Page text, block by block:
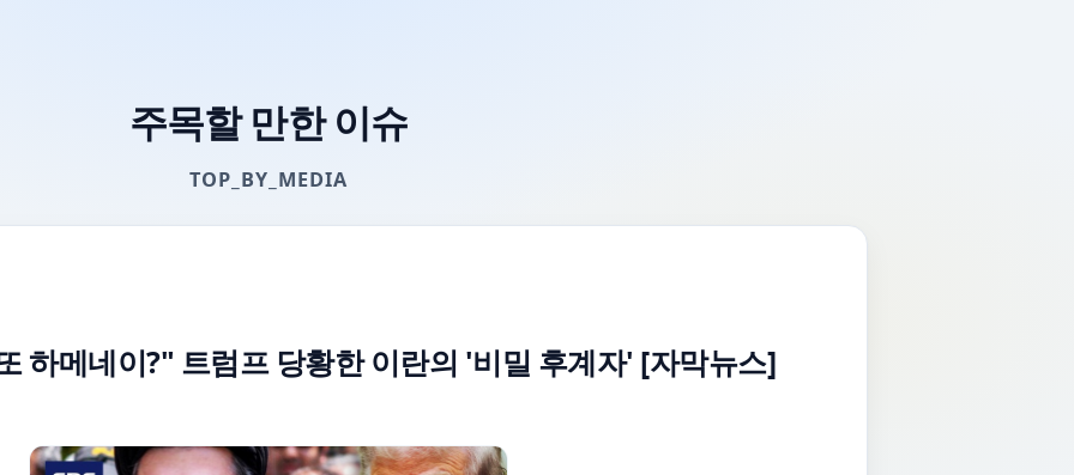
주목할 만한 이슈
TOP_BY_MEDIA
하메네이?" 트럼프 당황한 이란의 '비밀 후계자' [자막뉴스]